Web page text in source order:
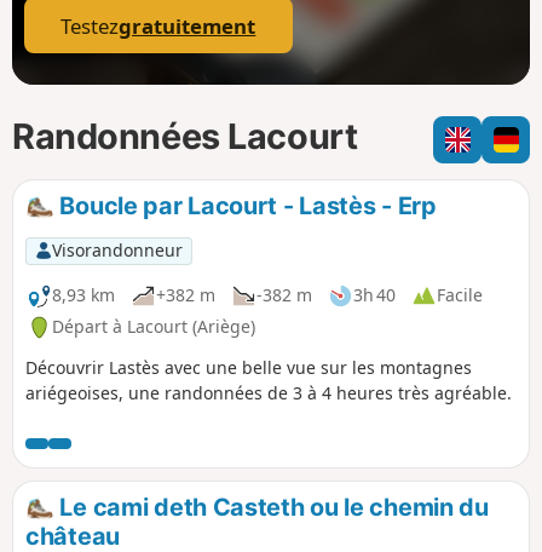
Testezgratuitement
Randonnées Lacourt
Boucle par Lacourt - Lastès - Erp
Visorandonneur
8,93 km
+382 m -382 m 3h 40
Facile
Départ à Lacourt (Ariège)
Découvrir Lastès avec une belle vue sur les montagnes
ariégeoises, une randonnées de 3 à 4 heures très agréable.
Le cami deth Casteth ou le chemin du
château